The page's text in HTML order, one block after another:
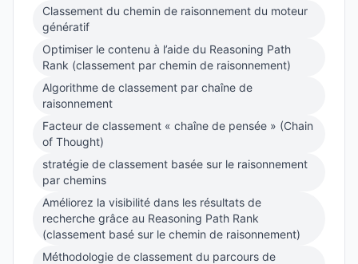
Classement du chemin de raisonnement du moteur
génératif
Optimiser le contenu à l’aide du Reasoning Path
Rank (classement par chemin de raisonnement)
Algorithme de classement par chaîne de
raisonnement
Facteur de classement « chaîne de pensée » (Chain
of Thought)
stratégie de classement basée sur le raisonnement
par chemins
Améliorez la visibilité dans les résultats de
recherche grâce au Reasoning Path Rank
(classement basé sur le chemin de raisonnement)
Méthodologie de classement du parcours de